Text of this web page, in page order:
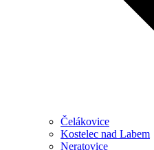
Čelákovice
Kostelec nad Labem
Neratovice